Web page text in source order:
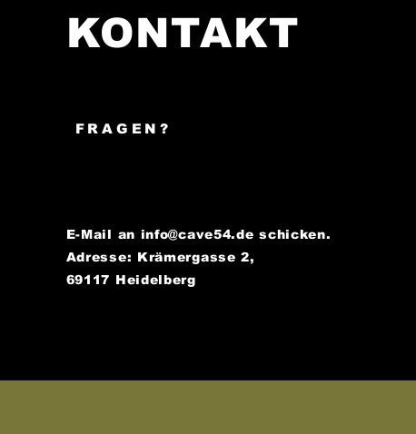
KONTAKT
FRAGEN?
E-Mail an info@cave54.de schicken.
Adresse: Krämergasse 2,
69117 Heidelberg